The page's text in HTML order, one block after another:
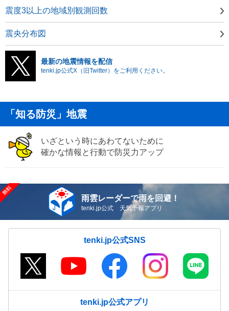
震度3以上の地域別観測回数
震央分布図
最新の地震情報を配信
tenki.jp公式X（旧Twitter）をご利用ください。
「知る防災」地震
いざという時にあわてないために
確かな情報と行動で防災力アップ
雨雲レーダーで雨を回避！
tenki.jp公式 天気予報アプリ
tenki.jp公式SNS
tenki.jp公式アプリ